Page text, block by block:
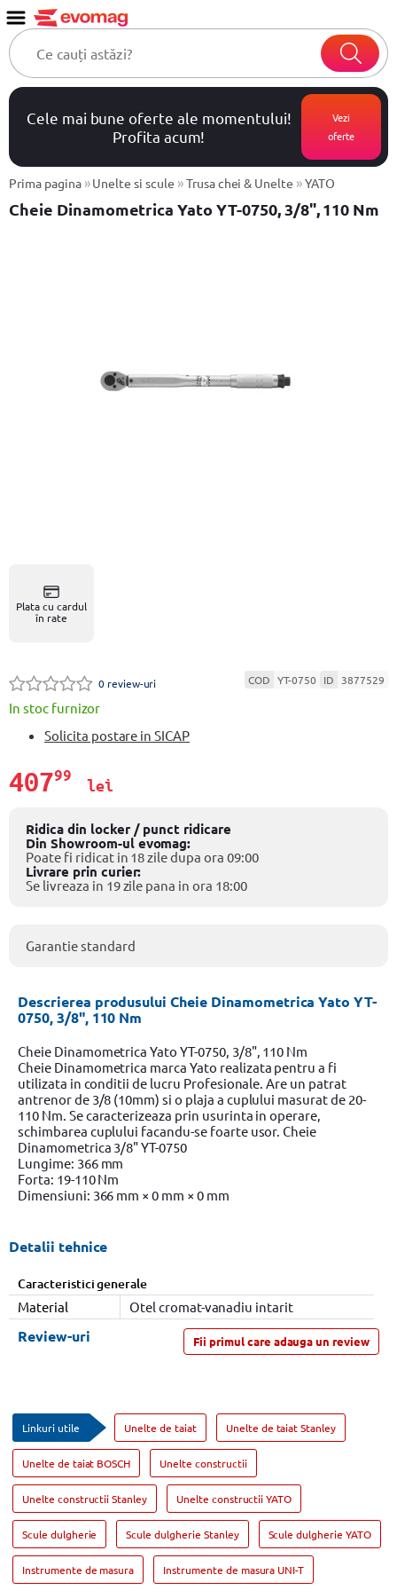
Cele mai bune oferte ale momentului!
Profita acum!
Vezi
oferte
Prima pagina »Unelte si scule »Trusa chei & Unelte »YATO
Cheie Dinamometrica Yato YT-0750, 3/8", 110 Nm
Plata cu cardul
în rate
0 review-uri COD YT-0750 ID 3877529
In stoc furnizor
Solicita postare in SICAP
40799
lei
Ridica din locker / punct ridicare
Din Showroom-ul evomag:
Poate fi ridicat in 18 zile dupa ora 09:00
Livrare prin curier:
Se livreaza in 19 zile pana in ora 18:00
Garantie standard
Descrierea produsului Cheie Dinamometrica Yato YT-
0750, 3/8", 110 Nm
Cheie Dinamometrica Yato YT-0750, 3/8", 110 Nm
Cheie Dinamometrica marca Yato realizata pentru a fi
utilizata in conditii de lucru Profesionale. Are un patrat
antrenor de 3/8 (10mm) si o plaja a cuplului masurat de 20-
110 Nm. Se caracterizeaza prin usurinta in operare,
schimbarea cuplului facandu-se foarte usor. Cheie
Dinamometrica 3/8" YT-0750
Lungime: 366 mm
Forta: 19-110 Nm
Dimensiuni: 366 mm × 0 mm × 0 mm
Detalii tehnice
Caracteristici generale
Material
Otel cromat-vanadiu intarit
Fii primul care adauga un review
Review-uri
Linkuri utile Unelte de taiat Unelte de taiat Stanley
Unelte de taiat BOSCH Unelte constructii
Unelte constructii Stanley Unelte constructii YATO
Scule dulgherie Scule dulgherie Stanley Scule dulgherie YATO
Instrumente de masura Instrumente de masura UNI-T